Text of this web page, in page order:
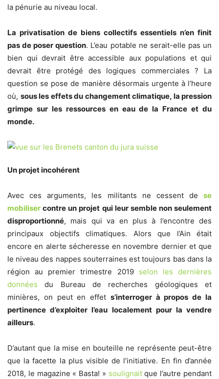
la pénurie au niveau local.
La privatisation de biens collectifs essentiels n’en finit
pas de poser question. L’eau potable ne serait-elle pas un
bien qui devrait être accessible aux populations et qui
devrait être protégé des logiques commerciales ? La
question se pose de manière désormais urgente à l’heure
où, sous les effets du changement climatique, la pression
grimpe sur les ressources en eau de la France et du
monde.
Un projet incohérent
Avec ces arguments, les militants ne cessent de se
mobiliser contre un projet qui leur semble non seulement
disproportionné, mais qui va en plus à l’encontre des
principaux objectifs climatiques. Alors que l’Ain était
encore en alerte sécheresse en novembre dernier et que
le niveau des nappes souterraines est toujours bas dans la
région au premier trimestre 2019 selon les dernières
données du Bureau de recherches géologiques et
minières, on peut en effet s’interroger à propos de la
pertinence d’exploiter l’eau localement pour la vendre
ailleurs.
D’autant que la mise en bouteille ne représente peut-être
que la facette la plus visible de l’initiative. En fin d’année
2018, le magazine « Basta! » soulignaitque l’autre pendant